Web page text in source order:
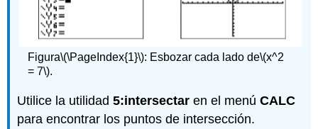
Figura\(\PageIndex{1}\): Esbozar cada lado de\(x^2
= 7\).
Utilice la utilidad5:intersectar en el menúCALC
para encontrar los puntos de intersección.